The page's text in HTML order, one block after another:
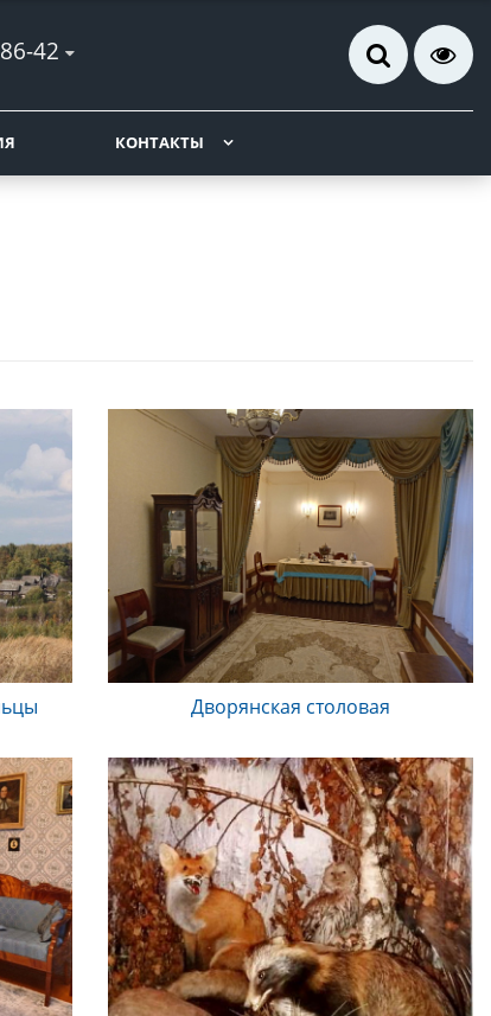
42
КОНТАКТЫ
Дворянская столовая